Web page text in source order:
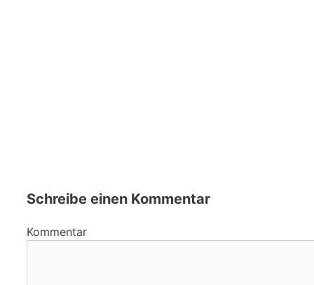
Schreibe einen Kommentar
Kommentar